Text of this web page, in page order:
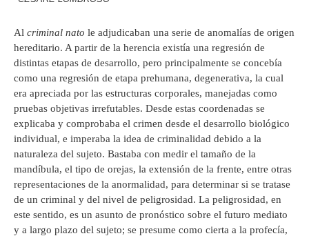
Al criminal nato le adjudicaban una serie de anomalías de origen
hereditario. A partir de la herencia existía una regresión de
distintas etapas de desarrollo, pero principalmente se concebía
como una regresión de etapa prehumana, degenerativa, la cual
era apreciada por las estructuras corporales, manejadas como
pruebas objetivas irrefutables. Desde estas coordenadas se
explicaba y comprobaba el crimen desde el desarrollo biológico
individual, e imperaba la idea de criminalidad debido a la
naturaleza del sujeto. Bastaba con medir el tamaño de la
mandíbula, el tipo de orejas, la extensión de la frente, entre otras
representaciones de la anormalidad, para determinar si se tratase
de un criminal y del nivel de peligrosidad. La peligrosidad, en
este sentido, es un asunto de pronóstico sobre el futuro mediato
y a largo plazo del sujeto; se presume como cierta a la profecía,